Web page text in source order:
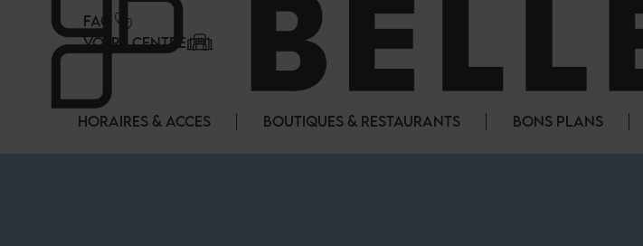
FAQ
VOTRE CENTRE
HORAIRES & ACCES BOUTIQUES & RESTAURANTS BONS PLANS
Panneau de gestion des cookies